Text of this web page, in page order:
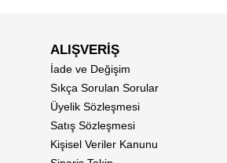
ALIŞVERİŞ
İade ve Değişim
Sıkça Sorulan Sorular
Üyelik Sözleşmesi
Satış Sözleşmesi
Kişisel Veriler Kanunu